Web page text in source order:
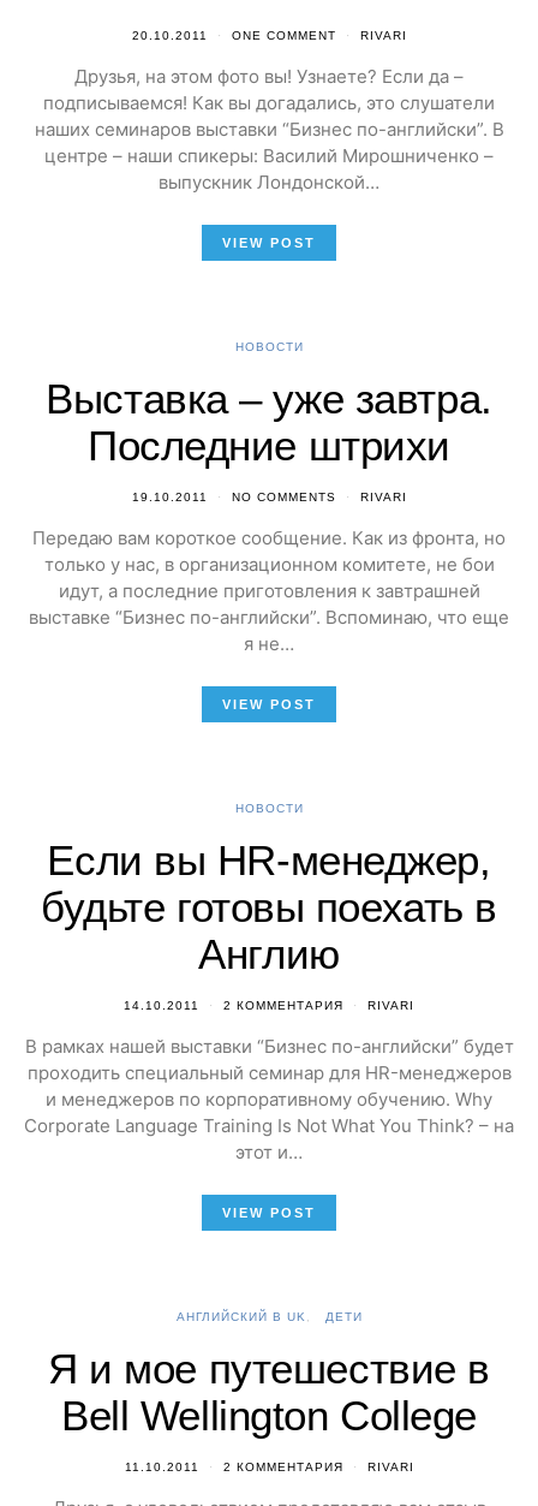
20.10.2011 ONE COMMENT RIVARI
Друзья, на этом фото вы! Узнаете? Если да –
подписываемся! Как вы догадались, это слушатели
наших семинаров выставки “Бизнес по-английски”. В
центре – наши спикеры: Василий Мирошниченко –
выпускник Лондонской…
VIEW POST
НОВОСТИ
Выставка – уже завтра.
Последние штрихи
19.10.2011 NO COMMENTS RIVARI
Передаю вам короткое сообщение. Как из фронта, но
только у нас, в организационном комитете, не бои
идут, а последние приготовления к завтрашней
выставке “Бизнес по-английски”. Вспоминаю, что еще
я не…
VIEW POST
НОВОСТИ
Если вы HR-менеджер,
будьте готовы поехать в
Англию
14.10.2011 2 КОММЕНТАРИЯ RIVARI
В рамках нашей выставки “Бизнес по-английски” будет
проходить специальный семинар для HR-менеджеров
и менеджеров по корпоративному обучению. Why
Corporate Language Training Is Not What You Think? – на
этот и…
VIEW POST
АНГЛИЙСКИЙ В UK ДЕТИ
Я и мое путешествие в
Bell Wellington College
11.10.2011 2 КОММЕНТАРИЯ RIVARI